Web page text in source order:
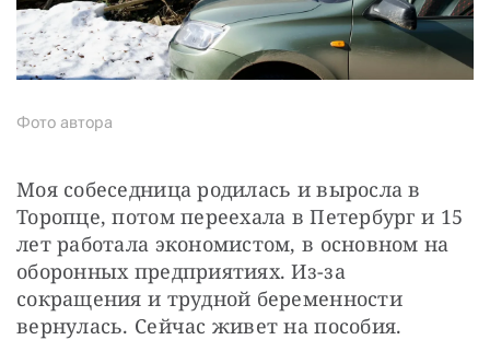
Фото автора
Моя собеседница родилась и выросла в
Торопце, потом переехала в Петербург и 15
лет работала экономистом, в основном на
оборонных предприятиях. Из-за
сокращения и трудной беременности
вернулась. Сейчас живет на пособия.